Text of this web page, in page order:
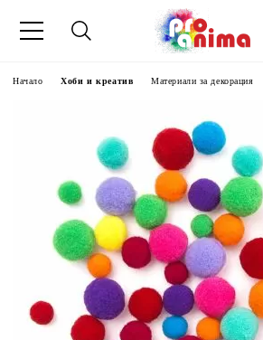
Начало Хоби и креатив Материали за декорация